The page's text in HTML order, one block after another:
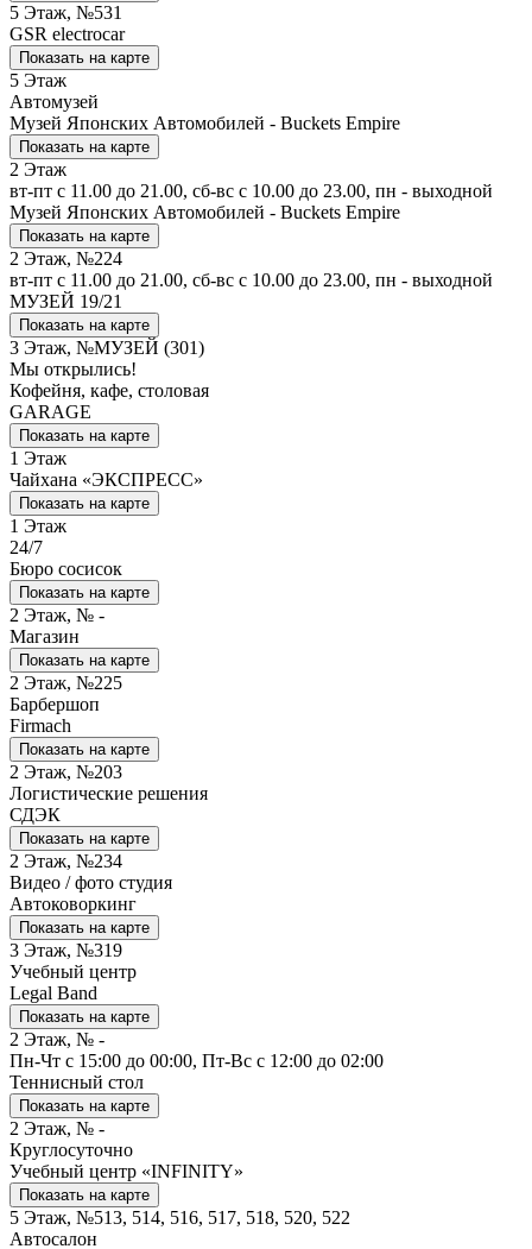
5 Этаж, №531
GSR electrocar
Показать на карте
5 Этаж
Автомузей
Музей Японских Автомобилей - Buckets Empire
Показать на карте
2 Этаж
вт-пт с 11.00 до 21.00, сб-вс с 10.00 до 23.00, пн - выходной
Музей Японских Автомобилей - Buckets Empire
Показать на карте
2 Этаж, №224
вт-пт с 11.00 до 21.00, сб-вс с 10.00 до 23.00, пн - выходной
МУЗЕЙ 19/21
Показать на карте
3 Этаж, №МУЗЕЙ (301)
Мы открылись!
Кофейня, кафе, столовая
GARAGE
Показать на карте
1 Этаж
Чайхана «ЭКСПРЕСС»
Показать на карте
1 Этаж
24/7
Бюро сосисок
Показать на карте
2 Этаж, № -
Магазин
Показать на карте
2 Этаж, №225
Барбершоп
Firmach
Показать на карте
2 Этаж, №203
Логистические решения
СДЭК
Показать на карте
2 Этаж, №234
Видео / фото студия
Автоковоркинг
Показать на карте
3 Этаж, №319
Учебный центр
Legal Band
Показать на карте
2 Этаж, № -
Пн-Чт с 15:00 до 00:00, Пт-Вс с 12:00 до 02:00
Теннисный стол
Показать на карте
2 Этаж, № -
Круглосуточно
Учебный центр «INFINITY»
Показать на карте
5 Этаж, №513, 514, 516, 517, 518, 520, 522
Автосалон